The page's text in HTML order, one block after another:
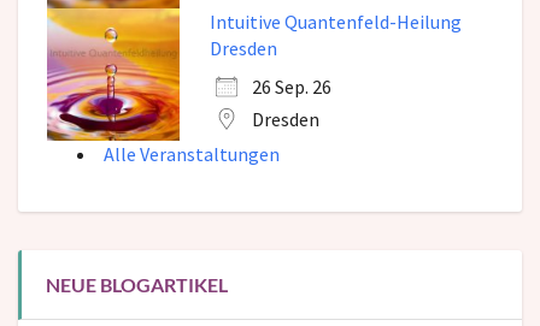
Intuitive Quantenfeld-Heilung
Dresden
26 Sep. 26
Dresden
Alle Veranstaltungen
NEUE BLOGARTIKEL